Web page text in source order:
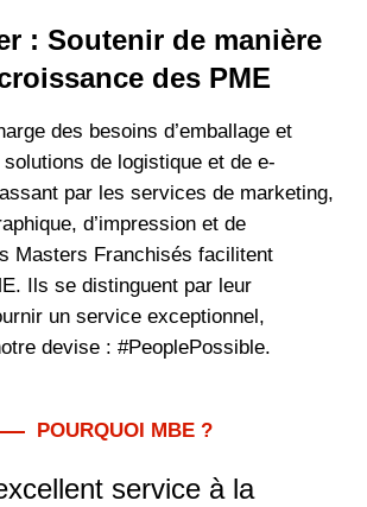
: Soutenir de manière
des PME
des besoins d’emballage et
solutions de logistique et de e-
par les services de marketing,
d’impression et de
Masters Franchisés facilitent
Ils se distinguent par leur
un service exceptionnel,
devise : #PeoplePossible.
POURQUOI MBE ?
service à la